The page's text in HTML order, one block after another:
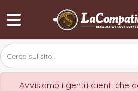
Avvisiamo i gentili clienti che